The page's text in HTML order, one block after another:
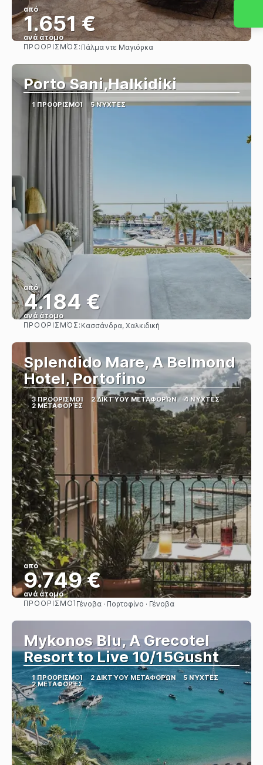
από
1.651 €
ανά άτομο
Βλέπω
ΠΡΟΟΡΙΣΜΌΣ: Πάλμα ντε Μαγιόρκα
Porto Sani,Halkidiki
1 ΠΡΟΟΡΙΣΜΟΊ 5 ΝΎΧΤΕΣ
από
4.184 €
ανά άτομο
Βλέπω
ΠΡΟΟΡΙΣΜΌΣ: Κασσάνδρα, Χαλκιδική
Splendido Mare, A Belmond
Hotel, Portofino
3 ΠΡΟΟΡΙΣΜΟΊ 2 ΔΙΚΤΎΟΥ ΜΕΤΑΦΟΡΏΝ 4 ΝΎΧΤΕΣ
2 ΜΕΤΑΦΟΡΈΣ
από
9.749 €
ανά άτομο
Βλέπω
ΠΡΟΟΡΙΣΜΟΊ Γένοβα · Πορτοφίνο · Γένοβα
Mykonos Blu, A Grecotel
Resort to Live 10/15Gusht
1 ΠΡΟΟΡΙΣΜΟΊ 2 ΔΙΚΤΎΟΥ ΜΕΤΑΦΟΡΏΝ 5 ΝΎΧΤΕΣ
2 ΜΕΤΑΦΟΡΈΣ